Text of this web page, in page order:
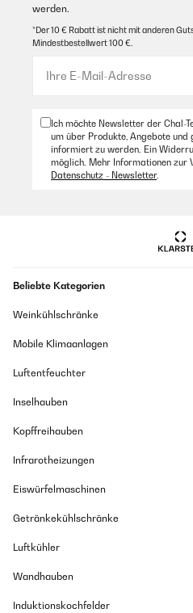
werden.
*Der 10 € Rabatt ist nicht mit anderen
Mindestbestellwert 100 €.
Ich möchte Newsletter der Chal-
um über Produkte, Angebote
informiert zu werden. Ein
möglich. Mehr Informationen zur
Datenschutz - Newsletter.
Beliebte Kategorien
Weinkühlschränke
Mobile Klimaanlagen
Luftentfeuchter
Inselhauben
Kopffreihauben
Infrarotheizungen
Eiswürfelmaschinen
Getränkekühlschränke
Luftkühler
Wandhauben
Induktionskochfelder